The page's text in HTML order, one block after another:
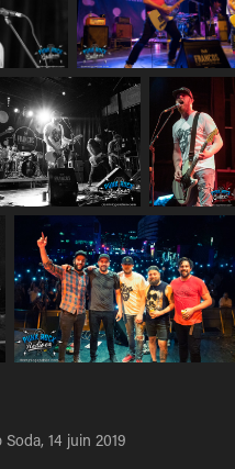
14 juin 2019